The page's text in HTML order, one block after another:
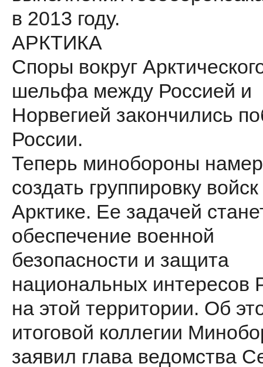
в 2013 году.
АРКТИКА
Споры вокруг
шельфа между Россией и
Норвегией закончились
России.
Теперь минобороны
создать группировку войск
Арктике. Ее задачей
обеспечение военной
безопасности и защита
национальных интересов
на этой территории. Об
итоговой коллегии
заявил глава ведомства